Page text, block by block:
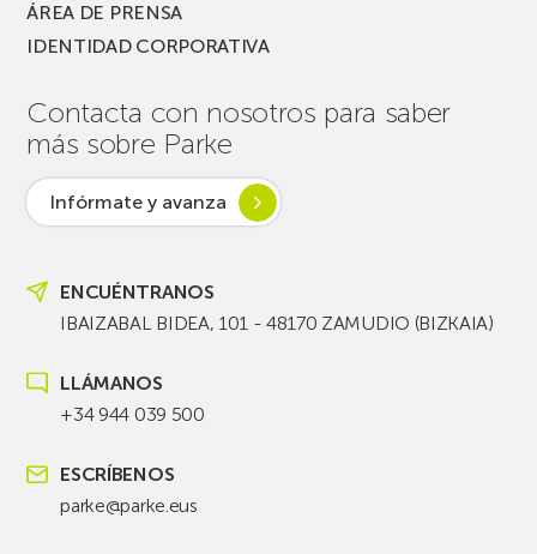
ÁREA DE PRENSA
IDENTIDAD CORPORATIVA
Contacta con nosotros para saber
más sobre Parke
Infórmate y avanza
ENCUÉNTRANOS
IBAIZABAL BIDEA, 101 - 48170 ZAMUDIO (BIZKAIA)
LLÁMANOS
+34 944 039 500
ESCRÍBENOS
parke@parke.eus